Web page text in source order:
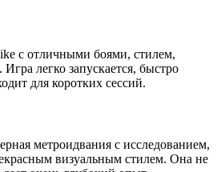
с отличными боями, стилем,
легко запускается, быстро
для коротких сессий.
метроидвания с исследованием,
визуальным стилем. Она не